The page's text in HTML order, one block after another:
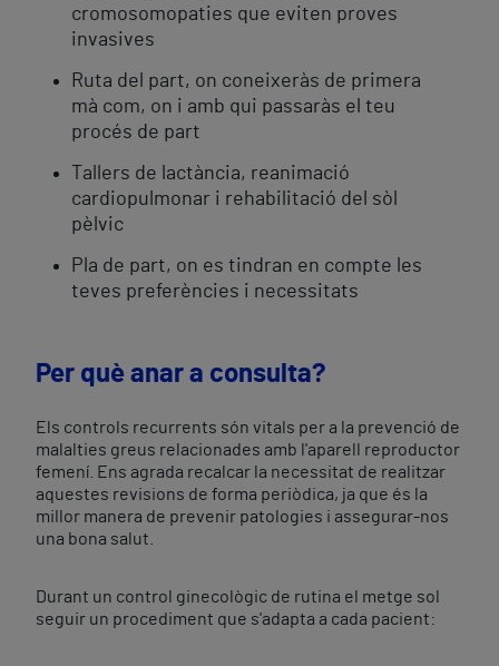
cromosomopaties que eviten proves
invasives
Ruta del part, on coneixeràs de primera
mà com, on i amb qui passaràs el teu
procés de part
Tallers de lactància, reanimació
cardiopulmonar i rehabilitació del sòl
pèlvic
Pla de part, on es tindran en compte les
teves preferències i necessitats
Per què anar a consulta?
Els controls recurrents són vitals per a la prevenció de
malalties greus relacionades amb l'aparell reproductor
femení. Ens agrada recalcar la necessitat de realitzar
aquestes revisions de forma periòdica, ja que és la
millor manera de prevenir patologies i assegurar-nos
una bona salut.
Durant un control ginecològic de rutina el metge sol
seguir un procediment que s'adapta a cada pacient: